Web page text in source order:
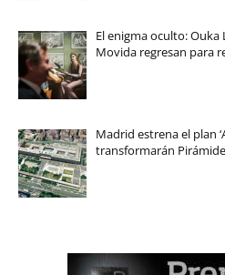
El enigma oculto: Ouka
Movida regresan para
Madrid estrena el plan
transformarán